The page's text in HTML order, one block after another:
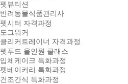
펫뷰티션
반려동물식품관리사
펫시터 자격과정
도그워커
클리커트레이너 자격과정
펫푸드 올인원 클래스
입체케이크 특화과정
펫베이커리 특화과정
건조간식 특화과정